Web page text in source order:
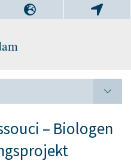
– Biologen